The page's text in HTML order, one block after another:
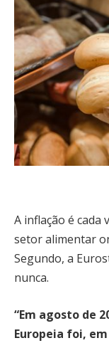
A inflação é cada
setor alimentar
Segundo, a
nunca.
“Em agosto de
Europeia foi,